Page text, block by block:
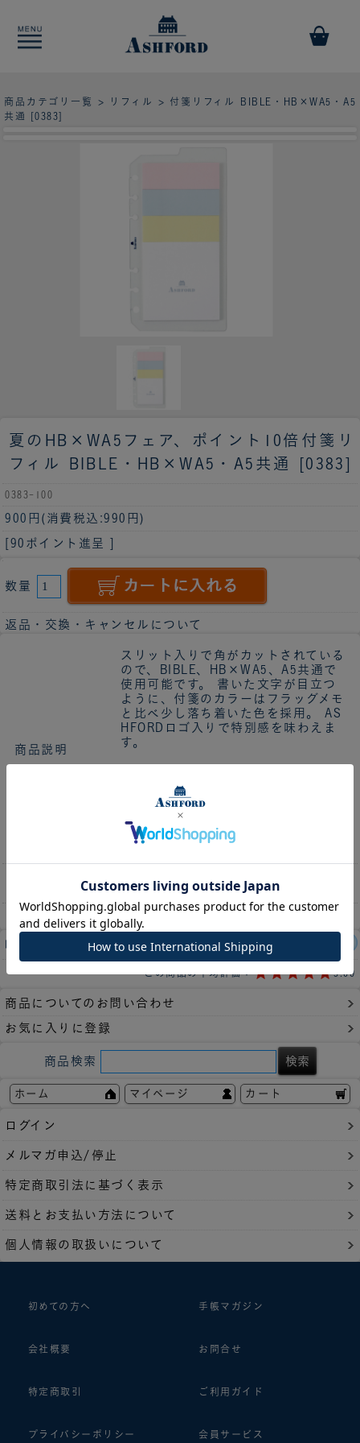
商品カテゴリ一覧 > リフィル
> 付箋リフィル BIBLE・HB×WA5・A5
共通 [0383]
夏のHB×WA5フェア、ポイント10倍 付箋リ
フィル BIBLE・HB×WA5・A5共通 [0383]
0383-100
900円 (消費税込:990円)
[90ポイント進呈 ]
数量
返品・交換・キャンセルについて
商品説明
スリット入りで角がカットされている
ので、BIBLE、HB×WA5、A5共通で
使用可能です。 書いた文字が目立つ
ように、付箋のカラーはフラッグメモ
と比べ少し落ち着いた色を採用。 AS
HFORDロゴ入りで特別感を味わえま
す。
置されより使いやすく、 付箋がなく
なった後も、好きな付箋を貼って再利
用できます。 あるとうれしい、ちょ
っとした便利が詰まった、使い勝手
の良い付箋リフィルです。
1シート入り
レビュー件数： 1件
この商品の平均評価： 5.00
商品についてのお問い合わせ
お気に入りに登録
商品検索
ホーム マイページ カート
ログイン
メルマガ申込/停止
特定商取引法に基づく表示
送料とお支払い方法について
個人情報の取扱いについて
初めての方へ 手帳マガジン
会社概要 お問合せ
特定商取引 ご利用ガイド
プライバシーポリシー 会員サービス